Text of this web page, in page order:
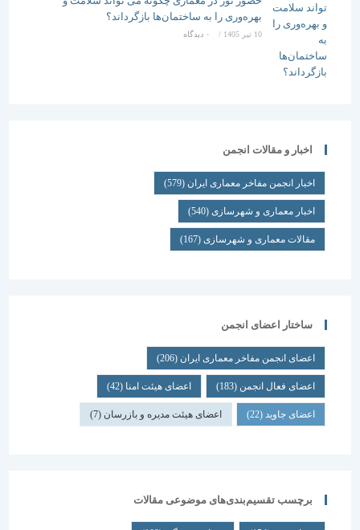
بهره‌وری را به ساختمان‌ها بازگرداند؟
/ ۰ دیدگاه
اخبار و مقالات انجمن
اخبار انجمن مفاخر معماری ایران (579)
اخبار معماری و شهرسازی(540)
مقالات معماری و شهرسازی(167)
ساختار اعضای انجمن
اعضای انجمن مفاخر معماری ایران (206)
اعضای فعال انجمن(183) اعضای هیئت امنا(42)
اعضای جاوید(22) اعضای هیئت مدیره و بازرسان(7)
برچسب تقسیم‌بندی‌های موضوعی مقالات